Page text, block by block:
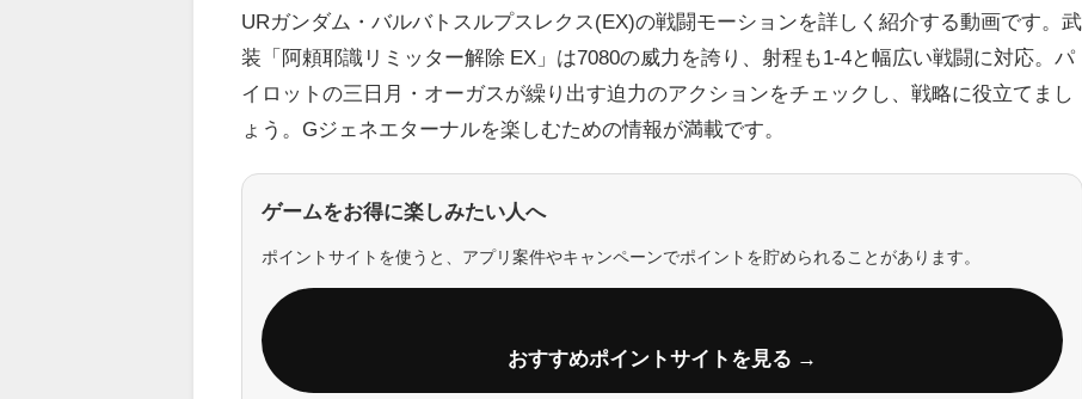
URガンダム・バルバトスルプスレクス(EX)の戦闘モーションを詳しく紹介する動画です。武
装「阿頼耶識リミッター解除 EX」は7080の威力を誇り、射程も1-4と幅広い戦闘に対応。パ
イロットの三日月・オーガスが繰り出す迫力のアクションをチェックし、戦略に役立てまし
ょう。Gジェネエターナルを楽しむための情報が満載です。
ゲームをお得に楽しみたい人へ
ポイントサイトを使うと、アプリ案件やキャンペーンでポイントを貯められることがあります。
おすすめポイントサイトを見る →